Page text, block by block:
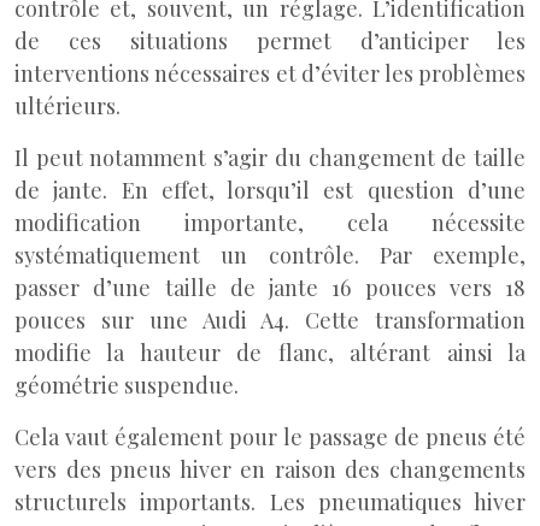
contrôle et, souvent, un réglage. L’identification
de ces situations permet d’anticiper les
interventions nécessaires et d’éviter les problèmes
ultérieurs.
Il peut notamment s’agir du changement de taille
de jante. En effet, lorsqu’il est question d’une
modification importante, cela nécessite
systématiquement un contrôle. Par exemple,
passer d’une taille de jante 16 pouces vers 18
pouces sur une Audi A4. Cette transformation
modifie la hauteur de flanc, altérant ainsi la
géométrie suspendue.
Cela vaut également pour le passage de pneus été
vers des pneus hiver en raison des changements
structurels importants. Les pneumatiques hiver